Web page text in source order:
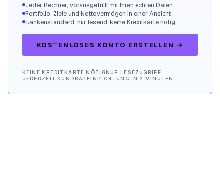
Jeder Rechner, vorausgefüllt mit Ihren echten Daten
Portfolio, Ziele und Nettovermögen in einer Ansicht
Bankenstandard, nur lesend, keine Kreditkarte nötig
KOSTENLOSES KONTO ERSTELLEN →
KEINE KREDITKARTE NÖTIGNUR LESEZUGRIFF
JEDERZEIT KÜNDBAR EINRICHTUNG IN 2 MINUTEN